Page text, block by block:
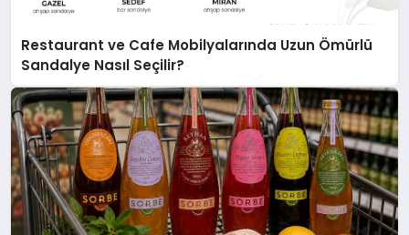
Restaurant ve Cafe Mobilyalarında Uzun Ömürlü
Sandalye Nasıl Seçilir?